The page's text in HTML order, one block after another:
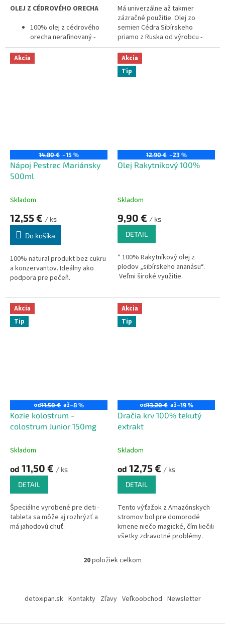
OLEJ Z CÉDROVÉHO ORECHA
100% olej z cédrového
orecha nerafinovaný -
vyrobený unikátnou
cédrového orecha za
Má univerzálne až takmer
zázračné použitie. Olej zo
semien Cédra Sibírskeho
priamo z Ruska od výrobcu -
nerafinovaný, vyrobený
unikátnou technológiou
lisovania za studena.
Akcia
14,80 € –15 %
Nápoj Pestrec Mariánsky
500ml
Skladom
12,55 € / ks
Do košíka
100% natural produkt bez cukru
a konzervantov. Ideálny ako
podpora pre pečeň.
Akcia
Tip
12,90 € –23 %
Olej Rakytníkový 100%
Skladom
9,90 € / ks
DETAIL
* 100% Rakytníkový olej z
plodov „sibírskeho ananásu“.
Veľmi široké využitie.
Akcia
Tip
od11,50 € až–8 %
Kozie kolostrum -
colostrum Junior 150mg
Skladom
od 11,50 € / ks
DETAIL
Špeciálne vyrobené pre deti -
tableta sa môže aj rozhrýzť a
má jahodovú chuť.
Akcia
Tip
od13,20 € až–19 %
Dračia krv 100% tekutý
extrakt
Skladom
od 12,75 € / ks
DETAIL
Tento výťažok z Amazónskych
stromov bol pre domorodé
kmene niečo magické, čím liečili
všetky zdravotné problémy.
O
d
c
20položiek celkom
detoxipan.sk Kontakty Zľavy Veľkoobchod Newsletter